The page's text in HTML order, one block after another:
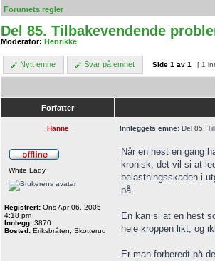
Forumets regler
Del 85. Tilbakevendende
Moderator: Henrikke
Nytt emne Svar på emnet Side 1 av 1 [ 1
Forfatter
Hanne Innleggets emne: Del 85.
White Lady
Registrert: Ons Apr 06, 2005
4:18 pm
Innlegg: 3870
Bosted: Eriksbråten, Skotterud
Når en hest en gang
kronisk, det vil si at
belastningsskaden i
på.
En kan si at en hest
hele kroppen likt, og
Er man forberedt på